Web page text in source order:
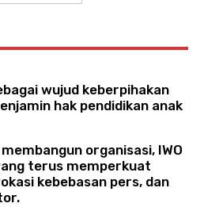
wujud keberpihakan
hak pendidikan anak
organisasi, IWO
terus memperkuat
kebebasan pers, dan